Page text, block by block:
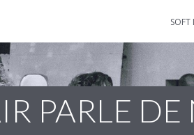
SOFT
PARLE DE